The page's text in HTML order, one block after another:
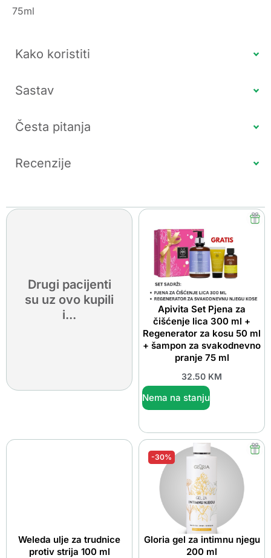
75ml
Kako koristiti
Sastav
Česta pitanja
Recenzije
Drugi pacijenti
su uz ovo kupili
i...
Apivita Set Pjena za
čišćenje lica 300 ml +
Regenerator za kosu 50 ml
+ šampon za svakodnevno
pranje 75 ml
32.50 KM
Nema na stanju
Weleda ulje za trudnice
protiv strija 100 ml
-30%
Gloria gel za intimnu njegu
200 ml